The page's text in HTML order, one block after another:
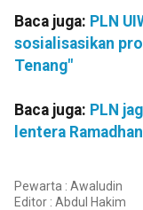
Baca juga: PLN
sosialisasikan
Tenang"
Baca juga: PLN
lentera
Pewarta : Awaludin
Editor : Abdul Hakim